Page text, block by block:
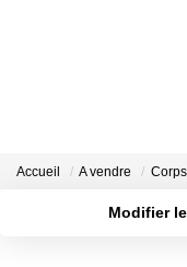
Accueil A vendre
Modifier